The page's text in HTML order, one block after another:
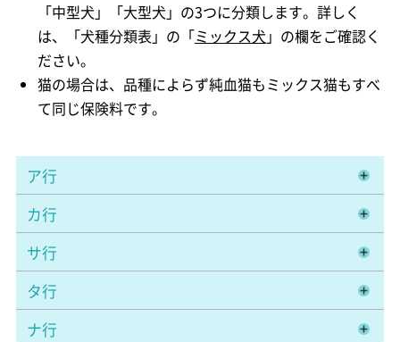
「中型犬」「大型犬」の3つに分類します。詳しく
は、「犬種分類表」の「ミックス犬 」の欄をご確認く
ださい。
猫の場合は、品種によらず純血猫もミックス猫もすべ
て同じ保険料です。
ア行
カ行
サ行
タ行
ナ行